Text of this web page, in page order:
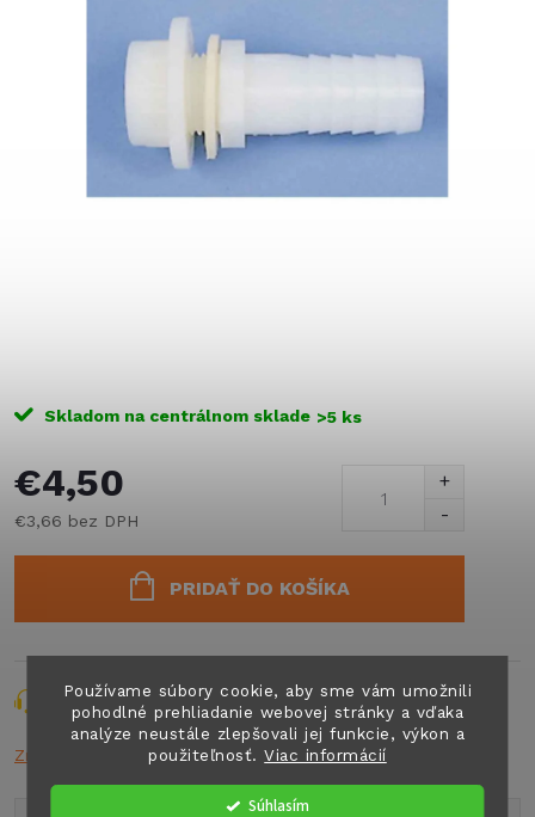
Používame súbory cookie, aby sme vám umožnili
pohodlné prehliadanie webovej stránky a vďaka
analýze neustále zlepšovali jej funkcie, výkon a
použiteľnosť.Viac informácií
Súhlasím
Skladom na centrálnom sklade >5 ks
€4,50
€3,66 bez DPH
PRIDAŤ DO KOŠÍKA
Opýtať sa Strážiť Zdieľať
Značka: